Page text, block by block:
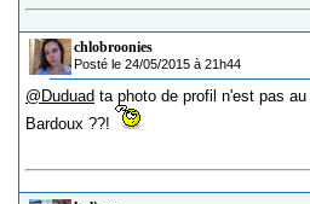
chlobroonies
Posté le 24/05/2015 à 21h44
@Duduad ta photo de profil n'est pas
Bardoux ??!